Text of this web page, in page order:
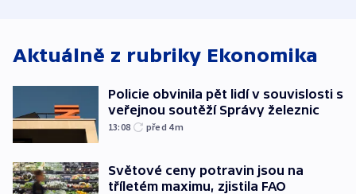
Aktuálně z rubriky Ekonomika
Policie obvinila pět lidí v souvislosti s
veřejnou soutěží Správy železnic
13:08 před 4m
Světové ceny potravin jsou na
tříletém maximu, zjistila FAO